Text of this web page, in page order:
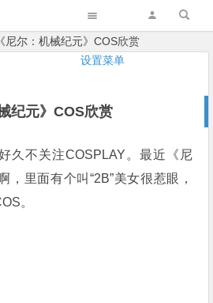
设置菜单
尼尔：机械纪元》COS欣赏
纪元》COS欣赏
久不关注COSPLAY。最近《尼
，里面有个叫“2B”美女很惹眼，
。